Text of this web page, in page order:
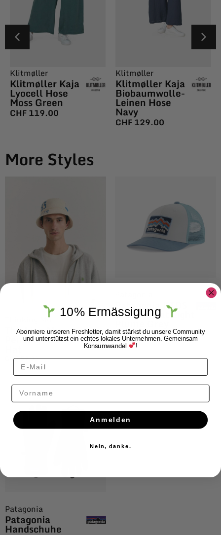
Klitmøller
Klitmøller Kaja
Lyocell Hose
Moss Green
CHF119.00
Klitmøller
Klitmøller Kaja
Biobaumwolle-
Leinen Hose
Navy
CHF129.00
More Styles
Thinking Mu
Thinking Mu
Pending Kenny
CHF59.00
Patagonia KIDS
Trucker Hat Light
CHF39.00
Patagonia
Patagonia
Handschuhe
10% Ermässigung
Abonniere unseren Freshletter, damit stärkst du unsere Community
und unterstützst ein echtes lokales Unternehmen. Gemeinsam
Konsumwandel !
Vorname
Anmelden
Nein, danke.